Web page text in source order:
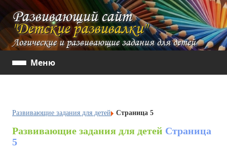
Развивающий сайт
"Детские развивалки"
Логические и развивающие задания для детей
Меню
Развивающие задания для детей Страница 5
Развивающие задания для детей Страница
5